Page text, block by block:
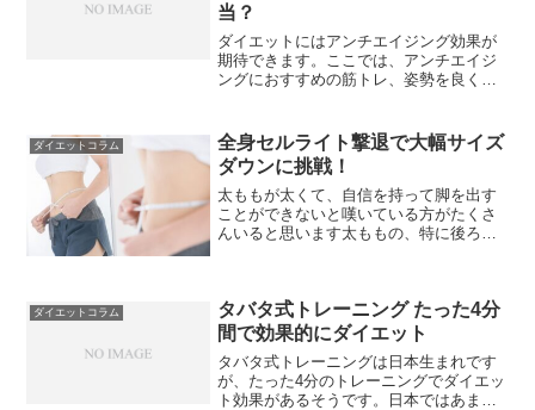
当？
ダイエットにはアンチエイジング効果が
期待できます。ここでは、アンチエイジ
ングにおすすめの筋トレ、姿勢を良くす
ダイエットコラム
全身セルライト撃退で大幅サイズ
ダウンに挑戦！
太ももが太くて、自信を持って脚を出す
ことができないと嘆いている方がたくさ
んいると思います太ももの、特に後ろの
処できなくなってしまいます。ボコボコ
のお肌に気がついたら、さっそくマッサ
ージでセルライトを撃退しておきましょ
う。
ダイエットコラム
タバタ式トレーニング たった4分
間で効果的にダイエット
タバタ式トレーニングは日本生まれです
が、たった4分のトレーニングでダイエッ
ト効果があるそうです。日本ではあまり